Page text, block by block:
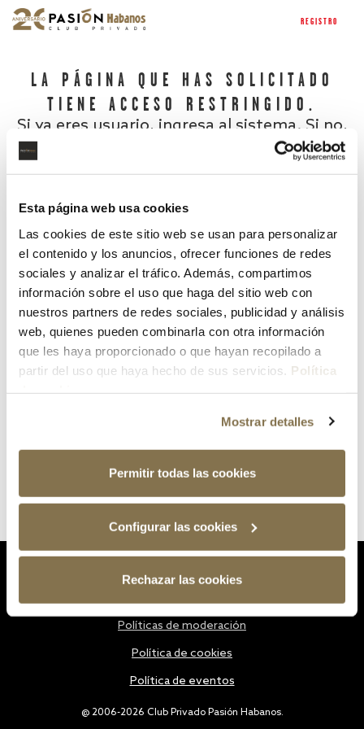
Esta página web usa cookies
Las cookies de este sitio web se usan para personalizar
el contenido y los anuncios, ofrecer funciones de redes
sociales y analizar el tráfico. Además, compartimos
información sobre el uso que haga del sitio web con
nuestros partners de redes sociales, publicidad y análisis
web, quienes pueden combinarla con otra información
que les haya proporcionado o que hayan recopilado a
partir del uso que haya hecho de sus servicios. Política
Mostrar detalles
Permitir todas las cookies
Configurar las cookies
Rechazar las cookies
REGISTRO
LA PÁGINA QUE HAS SOLICITADO
TIENE ACCESO RESTRINGIDO.
Si ya eres usuario, ingresa al sistema. Si no,
¿Has olvidado tu contraseña?
@ 2006-2026 Club Privado Pasión Habanos.
Políticas de moderación
Política de cookies
Política de eventos